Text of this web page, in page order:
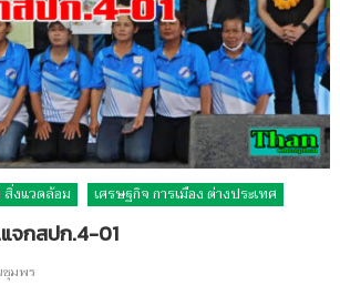
สิ่งแวดล้อม เศรษฐกิจ การเมือง ต่างประเทศ
แจกสปก.4-01
มพร